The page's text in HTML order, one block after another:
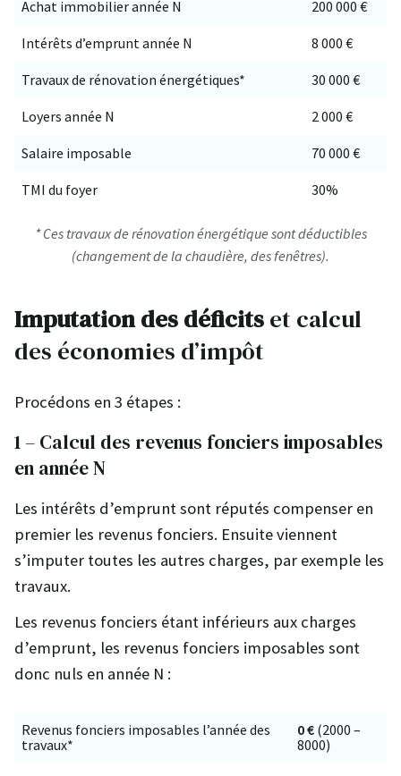
Achat immobilier année N 200 000 €
Intérêts d’emprunt année N 8 000 €
Travaux de rénovation énergétiques* 30 000 €
Loyers année N 2 000 €
Salaire imposable 70 000 €
TMI du foyer 30%
* Ces travaux de rénovation énergétique sont déductibles
(changement de la chaudière, des fenêtres).
Imputation des déficitset calcul
des économies d’impôt
Procédons en 3 étapes :
1 – Calcul des revenus fonciers imposables
en année N
Les intérêts d’emprunt sont réputés compenser en
premier les revenus fonciers. Ensuite viennent
s’imputer toutes les autres charges, par exemple les
travaux.
Les revenus fonciers étant inférieurs aux charges
d’emprunt, les revenus fonciers imposables sont
donc nuls en année N :
Revenus fonciers imposables l’année des
travaux*
0 € (2000 –
8000)